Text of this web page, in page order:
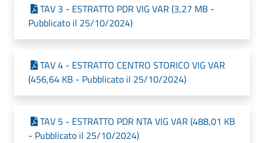
TAV 3 - ESTRATTO PDR VIG VAR (3,27 MB -
Pubblicato il 25/10/2024)
TAV 4 - ESTRATTO CENTRO STORICO VIG VAR
(456,64 KB - Pubblicato il 25/10/2024)
TAV 5 - ESTRATTO PDR NTA VIG VAR (488,01 KB
- Pubblicato il 25/10/2024)